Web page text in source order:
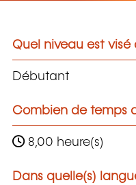
Quel niveau est visé
Débutant
Combien de temps
8,00 heure(s)
Dans quelle(s)